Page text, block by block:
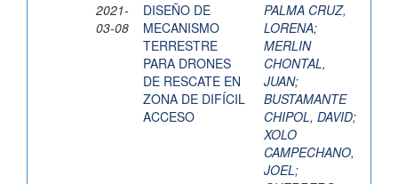
2021-
03-08
DISEÑO DE
MECANISMO
TERRESTRE
PARA DRONES
DE RESCATE EN
ZONA DE DIFÍCIL
ACCESO
PALMA CRUZ,
LORENA;
MERLIN
CHONTAL,
JUAN;
BUSTAMANTE
CHIPOL, DAVID;
XOLO
CAMPECHANO,
JOEL;